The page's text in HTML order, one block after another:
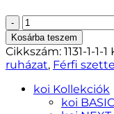
SZETT
FÉRFI
–
Caldwell
felső
és
Ondra
Kosárba teszem
Cikkszám: 1131-1-1-1
ruházat, Férfi
koi Kollekciók
koi